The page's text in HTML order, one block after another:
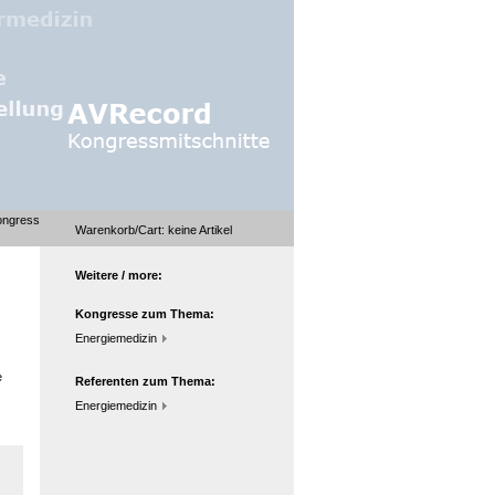
Warenkorb/Cart: keineArtikel
Weitere / more:
Kongresse zum Thema:
Energiemedizin
Referenten zum Thema:
Energiemedizin